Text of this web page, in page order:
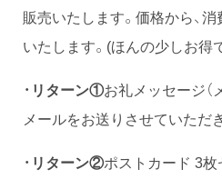
販売いたします。価格から、
いたします。(ほんの少しお得
・ リターン①お礼メッセージ（
メールをお送りさせていただ
・ リターン②ポストカード 3枚